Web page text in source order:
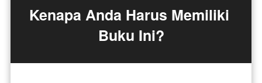
Kenapa Anda Harus Memiliki
Buku Ini?